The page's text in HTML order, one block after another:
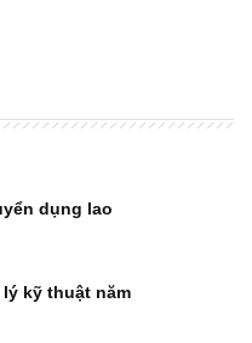
dụng lao
kỹ thuật năm